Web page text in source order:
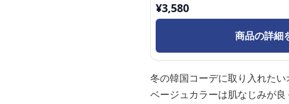
¥3,580
商品の詳細
冬の韓国コーデに取り入れた
ベージュカラーは肌なじみが良